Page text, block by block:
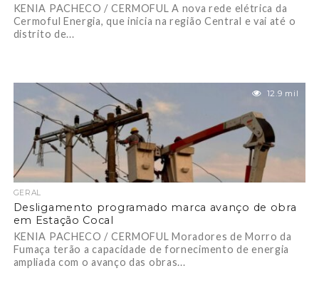
KENIA PACHECO / CERMOFUL A nova rede elétrica da
Cermoful Energia, que inicia na região Central e vai até o
distrito de...
12.9 mil
GERAL
Desligamento programado marca avanço de obra
em Estação Cocal
KENIA PACHECO / CERMOFUL Moradores de Morro da
Fumaça terão a capacidade de fornecimento de energia
ampliada com o avanço das obras...